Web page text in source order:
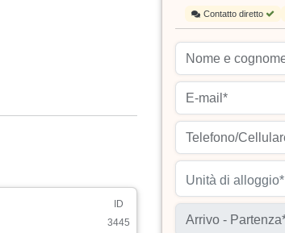
ID
3445
Contatto diretto
Unità di alloggio*